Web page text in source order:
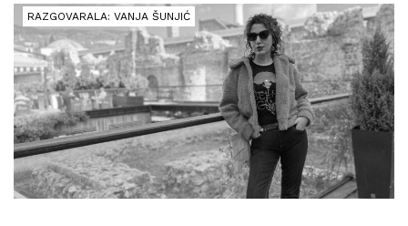
RAZGOVARALA: VANJA ŠUNJIĆ